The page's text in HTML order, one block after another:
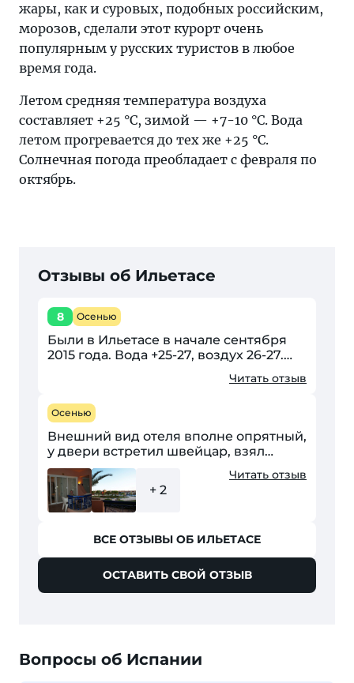
жары, как и суровых, подобных российским,
морозов, сделали этот курорт очень
популярным у русских туристов в любое
время года.
Летом средняя температура воздуха
составляет +25 °C, зимой — +7-10 °С. Вода
летом прогревается до тех же +25 °C.
Солнечная погода преобладает с февраля по
октябрь.
Отзывы об Ильетасе
8 Осенью
Были в Ильетасе в начале сентября
2015 года. Вода +25-27, воздух 26-27.
не повезло- на второй деньЧитать отзыв
Осенью
Внешний вид отеля вполне опрятный,
у двери встретил швейцар, взял
чемоданы и проводил в номер. Долго
стоял в дверях, наверное, хотел,
чтобы ему дали на...
+ 2
Читать отзыв
ВСЕ ОТЗЫВЫ ОБ ИЛЬЕТАСЕ
ОСТАВИТЬ СВОЙ ОТЗЫВ
Вопросы об Испании